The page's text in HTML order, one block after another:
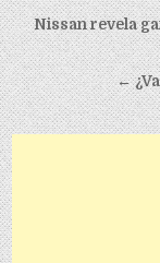
Post
Nissan revela
←